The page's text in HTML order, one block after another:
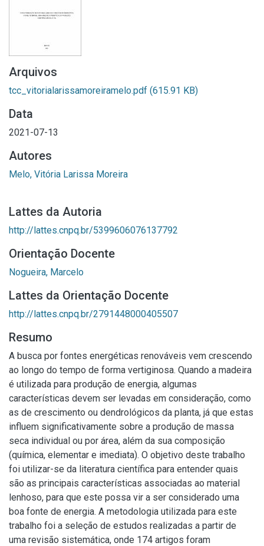
Arquivos
tcc_vitorialarissamoreiramelo.pdf (615.91 KB)
Data
2021-07-13
Autores
Melo, Vitória Larissa Moreira
Lattes da Autoria
http://lattes.cnpq.br/5399606076137792
Orientação Docente
Nogueira, Marcelo
Lattes da Orientação Docente
http://lattes.cnpq.br/2791448000405507
Resumo
A busca por fontes energéticas renováveis vem crescendo
ao longo do tempo de forma vertiginosa. Quando a madeira
é utilizada para produção de energia, algumas
características devem ser levadas em consideração, como
as de crescimento ou dendrológicos da planta, já que estas
influem significativamente sobre a produção de massa
seca individual ou por área, além da sua composição
(química, elementar e imediata). O objetivo deste trabalho
foi utilizar-se da literatura científica para entender quais
são as principais características associadas ao material
lenhoso, para que este possa vir a ser considerado uma
boa fonte de energia. A metodologia utilizada para este
trabalho foi a seleção de estudos realizadas a partir de
uma revisão sistemática, onde 174 artigos foram